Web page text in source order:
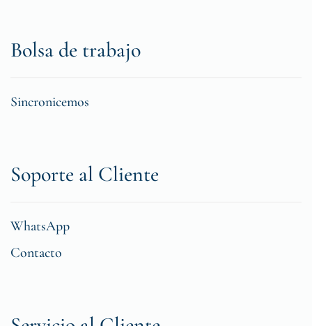
Bolsa de trabajo
Sincronicemos
Soporte al Cliente
WhatsApp
Contacto